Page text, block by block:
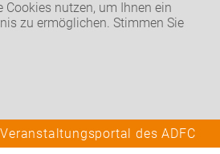
Cookies nutzen, um Ihnen ein
zu ermöglichen. Stimmen Sie
des ADFC